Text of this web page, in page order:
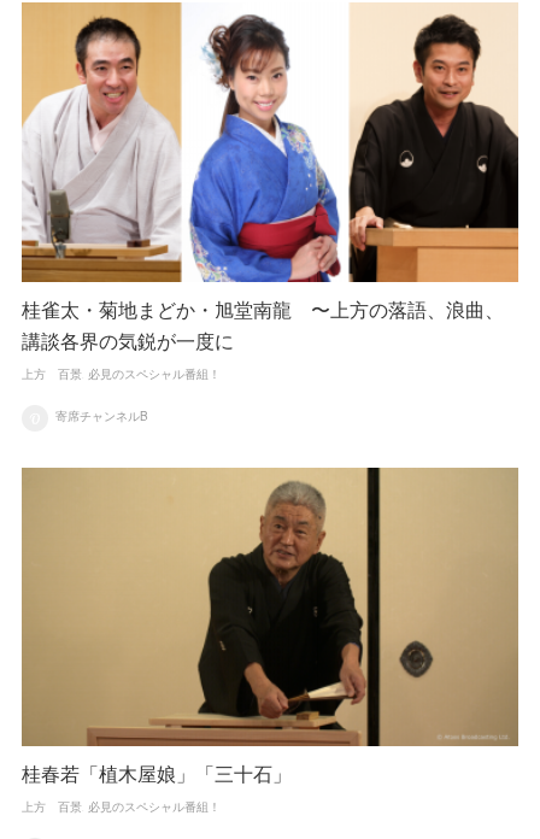
桂雀太・菊地まどか・旭堂南龍 〜上方の落語、浪曲、
講談各界の気鋭が一度に
上方 百景 必見のスペシャル番組！
寄席チャンネルB
桂春若「植木屋娘」「三十石」
上方 百景 必見のスペシャル番組！